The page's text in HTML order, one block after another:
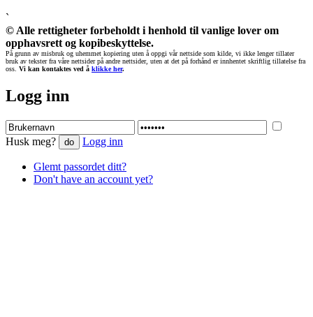
`
© Alle rettigheter forbeholdt i henhold til vanlige lover om
opphavsrett og kopibeskyttelse.
På grunn av misbruk og uhemmet kopiering uten å oppgi vår nettside som kilde, vi ikke lenger tillater
bruk av tekster fra våre nettsider på andre nettsider, uten at det på forhånd er innhentet skriftlig tillatelse fra
oss. Vi kan kontaktes ved å klikke her.
Logg inn
Husk meg? Logg inn
Glemt passordet ditt?
Don't have an account yet?